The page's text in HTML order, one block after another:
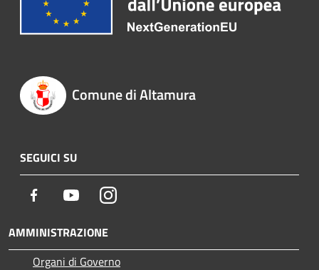
Comune di Altamura
SEGUICI SU
Facebook YoutubeInstagram
AMMINISTRAZIONE
Organi di Governo